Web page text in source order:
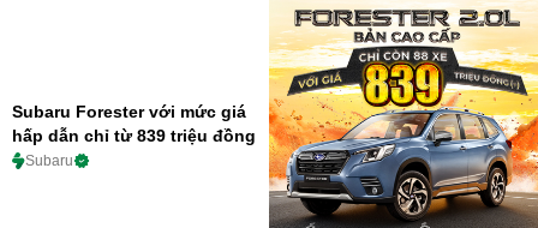
Subaru Forester với mức giá
hấp dẫn chỉ từ 839 triệu đồng
Subaru